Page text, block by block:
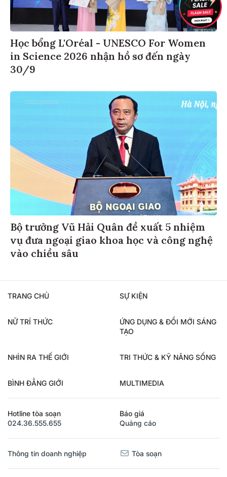
Học bổng L'Oréal - UNESCO For Women
in Science 2026 nhận hồ sơ đến ngày
30/9
Bộ trưởng Vũ Hải Quân đề xuất 5 nhiệm
vụ đưa ngoại giao khoa học và công nghệ
vào chiều sâu
TRANG CHỦ SỰ KIỆN
NỮ TRÍ THỨC
ỨNG DỤNG & ĐỔI MỚI SÁNG
TẠO
NHÌN RA THẾ GIỚI TRI THỨC & KỸ NĂNG SỐNG
BÌNH ĐẲNG GIỚI MULTIMEDIA
Hotline tòa soạn
024.36.555.655
Báo giá
Quảng cáo
Thông tin doanh nghiệp Tòa soạn